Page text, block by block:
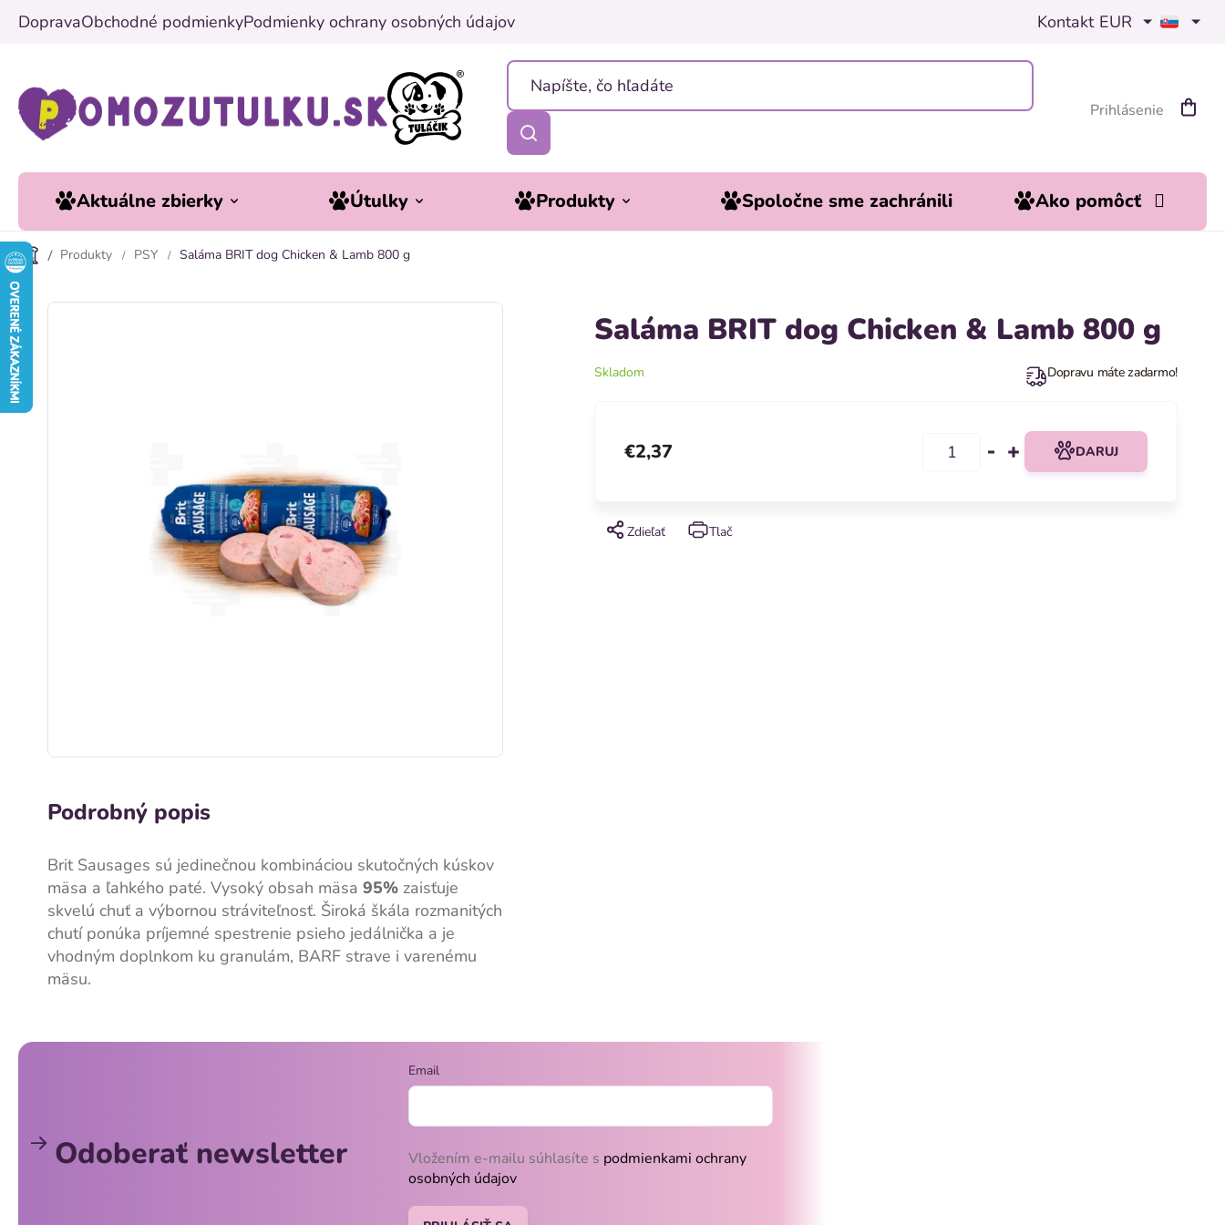
DopravaObchodné podmienkyPodmienky ochrany osobných údajov Kontakt EUR
Prihlásenie
Aktuálne zbierky Útulky Produkty Spoločne sme zachránili Ako pomôcť
Produkty PSY Saláma BRIT dog Chicken & Lamb 800 g
Saláma BRIT dog Chicken & Lamb 800 g
Tlač
Zdieľať
Skladom Dopravu máte zadarmo!
€2,37 DARUJ
Podrobný popis
Brit Sausages sú jedinečnou kombináciou skutočných kúskov
mäsa a ľahkého paté. Vysoký obsah mäsa 95% zaisťuje
skvelú chuť a výbornou stráviteľnosť. Široká škála rozmanitých
chutí ponúka príjemné spestrenie psieho jedálnička a je
vhodným doplnkom ku granulám, BARF strave i varenému
mäsu.
Odoberať newsletter
Email
Vložením e-mailu súhlasíte s podmienkami ochrany
osobných údajov